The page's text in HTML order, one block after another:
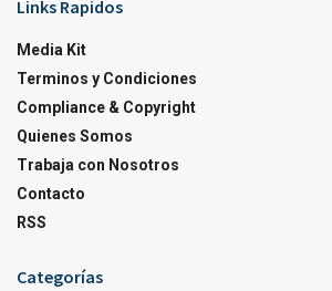
Links Rapidos
Media Kit
Terminos y Condiciones
Compliance & Copyright
Quienes Somos
Trabaja con Nosotros
Contacto
RSS
Categorías